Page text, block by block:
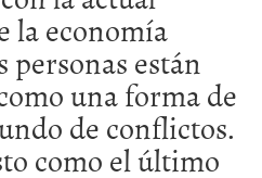
la economía
están
una forma de
de conflictos.
como el último